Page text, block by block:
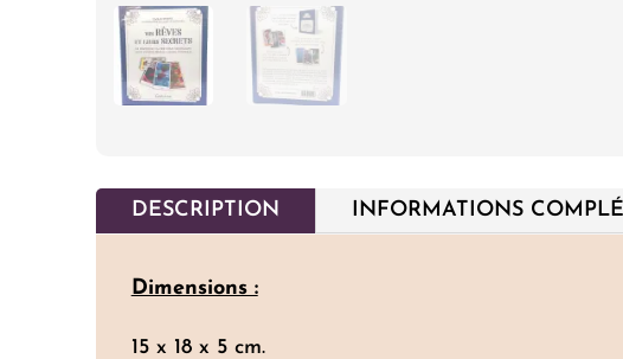
DESCRIPTION INFORMATIONS
Dimensions :
15 x 18 x 5 cm.